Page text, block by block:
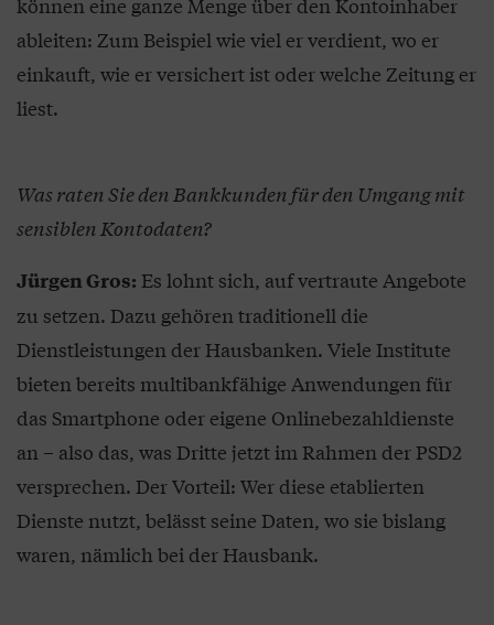
ableiten: Zum Beispiel wie viel er verdient, wo er
einkauft, wie er versichert ist oder welche Zeitung er
liest.
Was raten Sie den Bankkunden für den Umgang mit
sensiblen Kontodaten?
Jürgen Gros: Es lohnt sich, auf vertraute Angebote
zu setzen. Dazu gehören traditionell die
Dienstleistungen der Hausbanken. Viele Institute
bieten bereits multibankfähige Anwendungen für
das Smartphone oder eigene Onlinebezahldienste
an – also das, was Dritte jetzt im Rahmen der PSD2
versprechen. Der Vorteil: Wer diese etablierten
Dienste nutzt, belässt seine Daten, wo sie bislang
waren, nämlich bei der Hausbank.